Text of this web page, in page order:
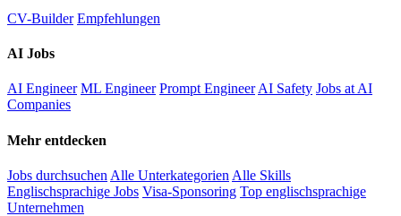
CV-Builder Empfehlungen
AI Jobs
AI Engineer ML Engineer Prompt Engineer AI Safety Jobs at AI
Companies
Mehr entdecken
Jobs durchsuchen Alle Unterkategorien Alle Skills
Englischsprachige Jobs Visa-Sponsoring Top englischsprachige
Unternehmen